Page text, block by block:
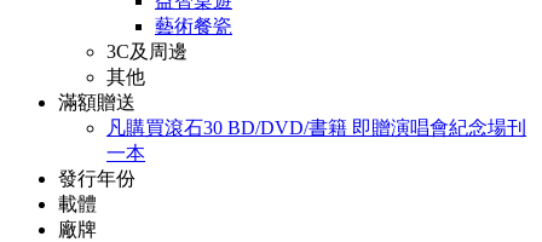
藝術餐瓷
3C及周邊
其他
滿額贈送
凡購買滾石30 BD/DVD/書籍 即贈演唱會紀念場刊
一本
發行年份
載體
廠牌